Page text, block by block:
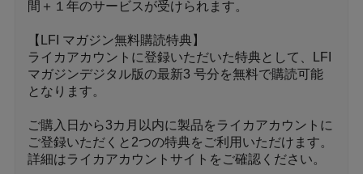
間＋１年のサービスが受けられます。
【LFI マガジン無料購読特典】
ライカアカウントに登録いただいた特典として、LFI
マガジンデジタル版の最新3 号分を無料で購読可能
となります。
ご購入日から3カ月以内に製品をライカアカウントに
ご登録いただくと2つの特典をご利用いただけます。
詳細はライカアカウントサイトをご確認ください。